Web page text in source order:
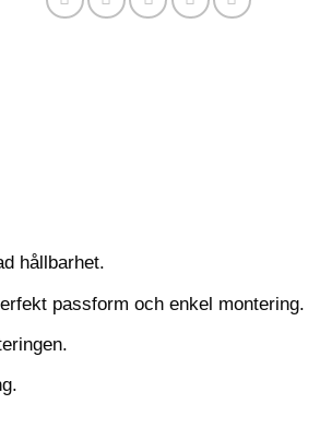
hållbarhet.
passform och enkel montering.